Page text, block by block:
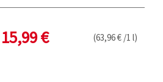
15,99 € (63,96 € /1 l)